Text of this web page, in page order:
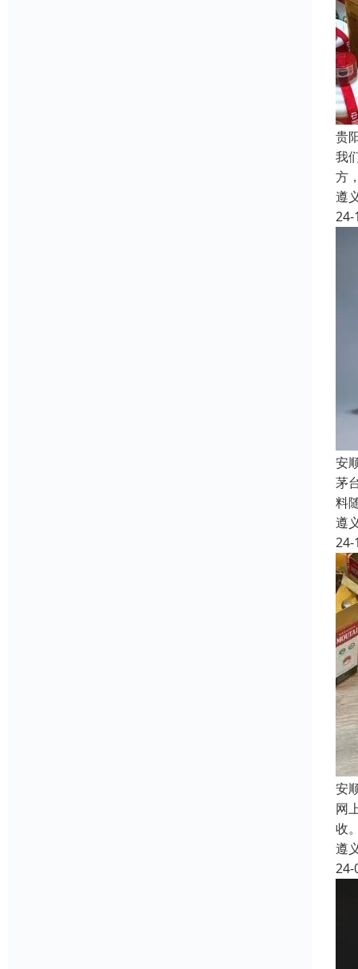
贵
我
方
遵
24-
安
茅
料
遵
24-
安
网
收
遵
24-